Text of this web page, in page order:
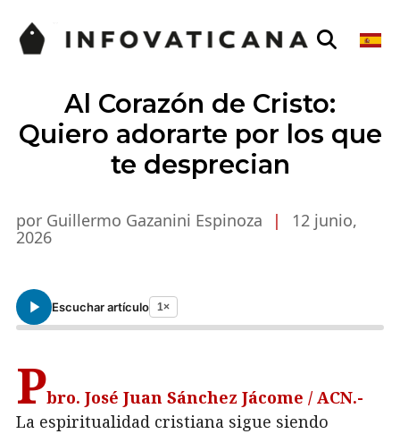
Al Corazón de Cristo:
Quiero adorarte por los que
te desprecian
por Guillermo Gazanini Espinoza | 12 junio,
2026
Escuchar artículo 1×
Pbro. José Juan Sánchez Jácome / ACN.-
La espiritualidad cristiana sigue siendo